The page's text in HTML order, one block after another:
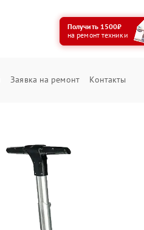
Получить 1500₽
на ремонт техники
Заявка на ремонт Контакты